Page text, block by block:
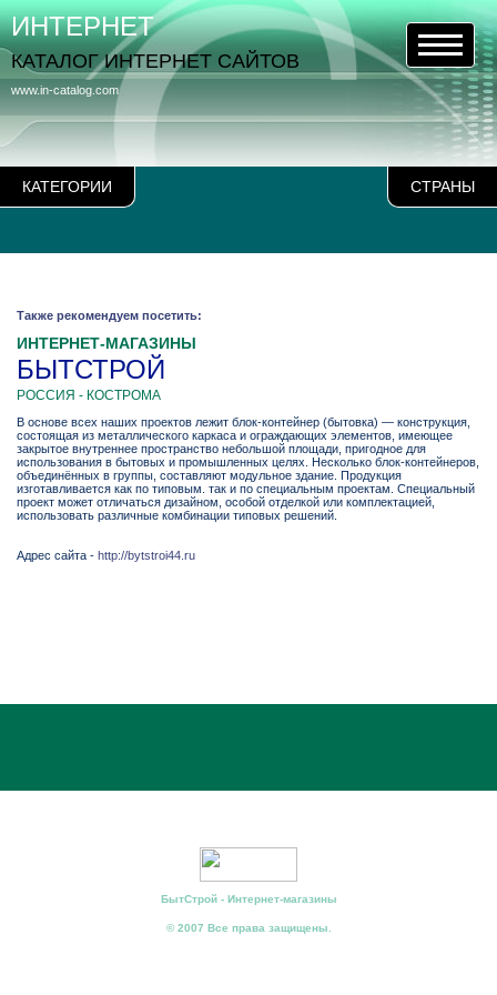
КАТЕГОРИИ СТРАНЫ
www.in-catalog.com
ИНТЕРНЕТ
КАТАЛОГ ИНТЕРНЕТ САЙТОВ
Также рекомендуем посетить:
ИНТЕРНЕТ-МАГАЗИНЫ
БЫТСТРОЙ
РОССИЯ - КОСТРОМА
В основе всех наших проектов лежит блок-контейнер (бытовка) — конструкция,
состоящая из металлического каркаса и ограждающих элементов, имеющее
закрытое внутреннее пространство небольшой площади, пригодное для
использования в бытовых и промышленных целях. Несколько блок-контейнеров,
объединённых в группы, составляют модульное здание. Продукция
изготавливается как по типовым. так и по специальным проектам. Специальный
проект может отличаться дизайном, особой отделкой или комплектацией,
использовать различные комбинации типовых решений.
Адрес сайта - http://bytstroi44.ru
БытСтрой - Интернет-магазины
© 2007 Все права защищены.